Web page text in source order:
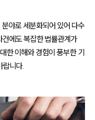
야로 세분화되어 있어 다수
에도 복잡한 법률관계가
한 이해와 경험이 풍부한 기
랍니다.